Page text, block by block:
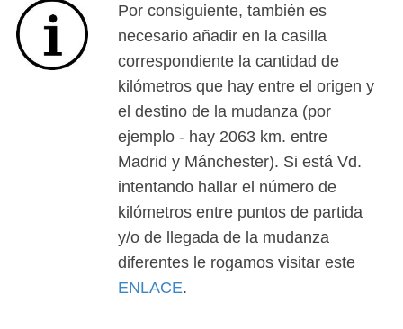
Por consiguiente, también es
necesario añadir en la casilla
correspondiente la cantidad de
kilómetros que hay entre el origen y
el destino de la mudanza (por
ejemplo - hay 2063 km. entre
Madrid y Mánchester). Si está Vd.
intentando hallar el número de
kilómetros entre puntos de partida
y/o de llegada de la mudanza
diferentes le rogamos visitar este
ENLACE.